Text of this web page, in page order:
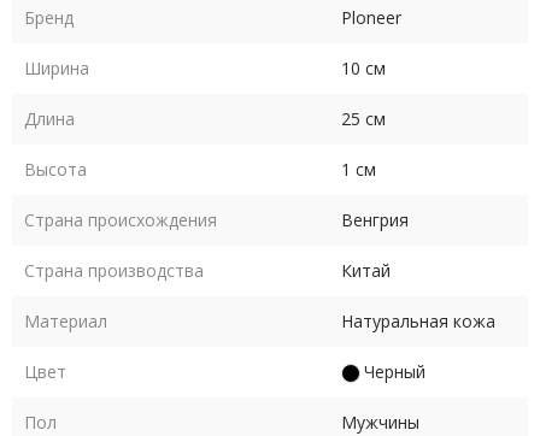
Бренд Ploneer
Ширина 10 см
Длина 25 см
Высота 1 см
Страна происхождения Венгрия
Страна производства Китай
Материал Натуральная кожа
Цвет Черный
Пол Мужчины